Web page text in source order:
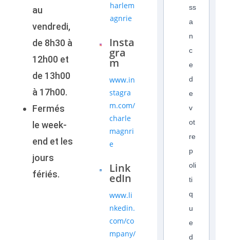
au
vendredi,
de 8h30 à
12h00 et
de 13h00
à 17h00.
Fermés
le week-
end et les
jours
fériés.
harlem
agnrie
Insta
gra
m
www.in
stagra
m.com/
charle
magnri
e
Link
edIn
www.li
nkedin.
com/co
mpany/
ss
a
n
c
e
d
e
v
ot
re
p
oli
ti
q
u
e
d